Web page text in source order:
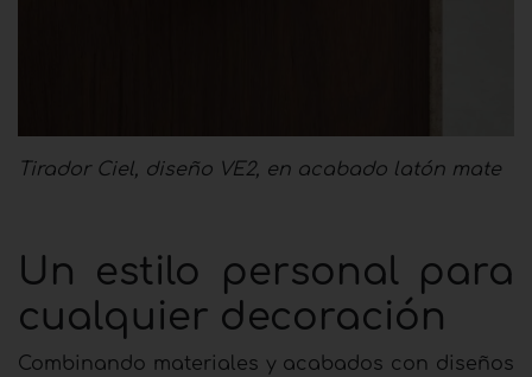
Tirador Ciel, diseño VE2, en acabado latón mate
Un estilo personal para
cualquier decoración
Combinando materiales y acabados con diseños